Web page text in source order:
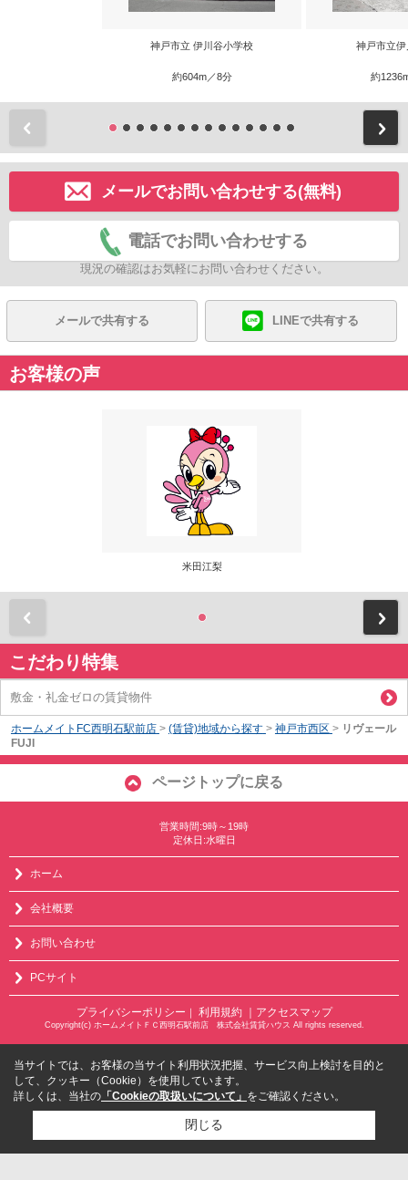
神戸市立 伊川谷小学校
約604m／8分
神戸市立
約
メールでお問い合わせする(無料)
電話でお問い合わせする
現況の確認はお気軽にお問い合わせください。
メールで共有する LINEで共有する
お客様の声
米田江梨
こだわり特集
敷金・礼金ゼロの賃貸物件
ホームメイトFC西明石駅前店 > (賃貸)地域から探す > 神戸市西区 > リヴェール
FUJI
ページトップに戻る
営業時間:9時～19時
定休日:水曜日
ホーム
会社概要
お問い合わせ
PCサイト
プライバシーポリシー 利用規約 ｜アクセスマップ
Copyright(c) ホームメイトＦＣ西明石駅前店 株式会社賃貸ハウス All rights reserved.
当サイトでは、お客様の当サイト利用状況把握、サービス向上検討を目的と
して、クッキー（Cookie）を使用しています。
詳しくは、当社の 「Cookieの取扱いについて」 をご確認ください。
閉じる